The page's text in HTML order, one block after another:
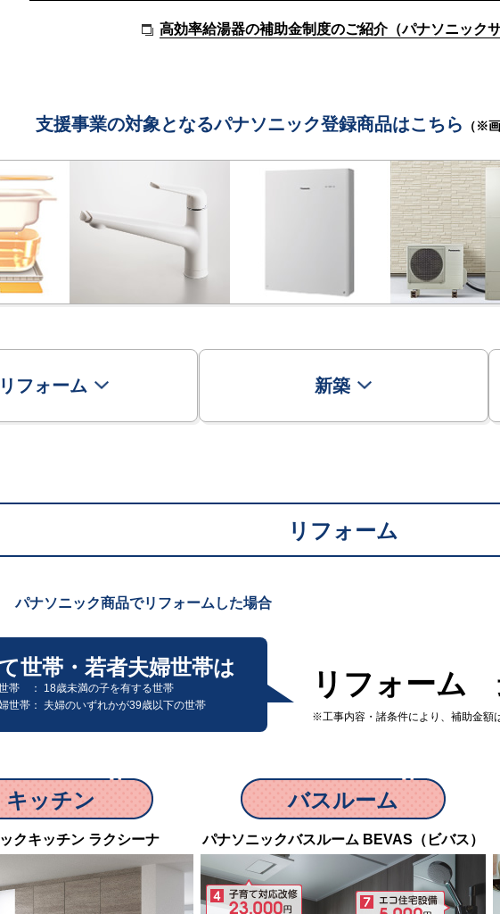
高効率給湯器の補助金制度のご紹介（パナソニックサ
支援事業の対象となるパナソニック登録商品はこちら （※
リフォーム 新築
リフォーム
パナソニック商品でリフォームした場合
世帯・若者夫婦世帯は
帯
： 18歳未満の子を有する世帯
世帯 ： 夫婦のいずれかが39歳以下の世帯
リフォーム
※工事内容・諸条件により、補助金額
キッチン
クキッチン ラクシーナ
バスルーム
パナソニックバスルーム BEVAS（ビバス）